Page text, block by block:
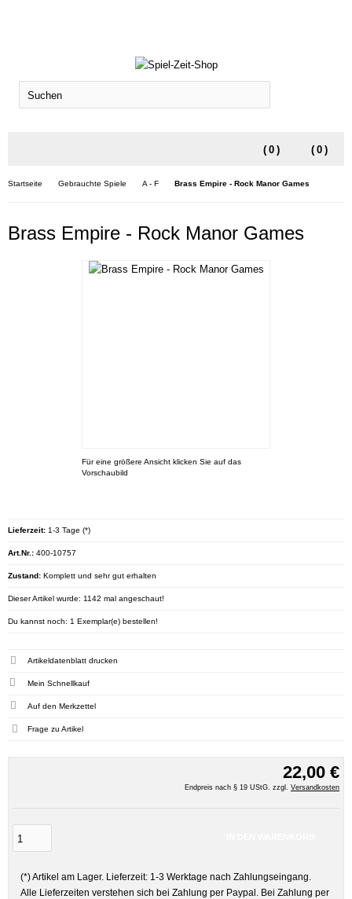
( 0 )
( 0 )
Startseite Gebrauchte Spiele A - F Brass Empire - Rock Manor Games
Brass Empire - Rock Manor Games
Für eine größere Ansicht klicken Sie auf das
Vorschaubild
22,00 €
Endpreis nach § 19 UStG. zzgl. Versandkosten
(*) Artikel am Lager. Lieferzeit: 1-3 Werktage nach Zahlungseingang.
Alle Lieferzeiten verstehen sich bei Zahlung per Paypal. Bei Zahlung per
Lieferzeit: 1-3 Tage (*)
Art.Nr.: 400-10757
Zustand: Komplett und sehr gut erhalten
Dieser Artikel wurde: 1142 mal angeschaut!
Du kannst noch: 1 Exemplar(e) bestellen!
Artikeldatenblatt drucken
Mein Schnellkauf
Frage zu Artikel